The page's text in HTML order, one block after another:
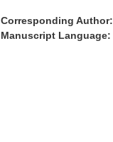
Corresponding Author:
Manuscript Language: